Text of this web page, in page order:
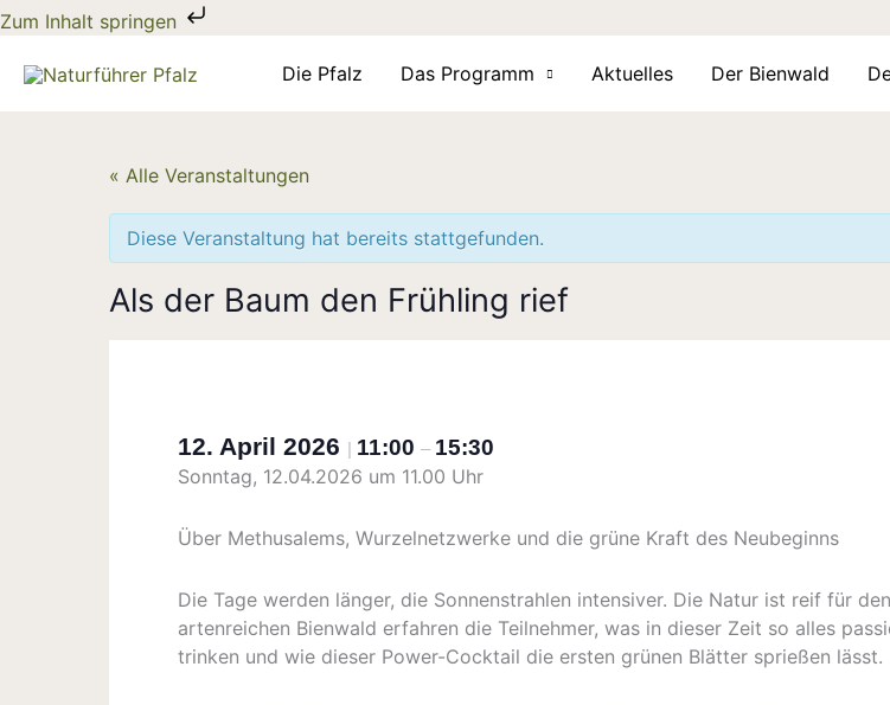
Zum Inhalt springen
Zum
springen
Die Pfalz Das Programm Aktuelles Der Bienwald
« Alle Veranstaltungen
Diese Veranstaltung hat bereits stattgefunden.
Als der Baum den Frühling rief
12. April 2026 | 11:00 – 15:30
Sonntag, 12.04.2026 um 11.00 Uhr
Über Methusalems, Wurzelnetzwerke und die grüne Kraft des Neubeginns
Die Tage werden länger, die Sonnenstrahlen intensiver. Die Natur ist reif für
artenreichen Bienwald erfahren die Teilnehmer, was in dieser Zeit so alles
trinken und wie dieser Power-Cocktail die ersten grünen Blätter sprießen lässt.